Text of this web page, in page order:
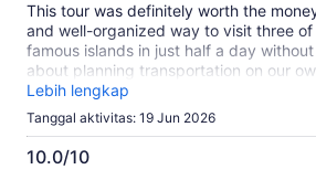
This tour was definitely worth the
and well-organized way to visit three of
famous islands in just half a day
about planning transportation on our
comfortable, departures were punctual,
allowed enough time to explore each
Murano was interesting for its
seeing the craftsmanship firsthand was
was probably my favorite island, with its
Lebih lengkap
Tanggal aktivitas: 19 Jun 2026
10.0/10